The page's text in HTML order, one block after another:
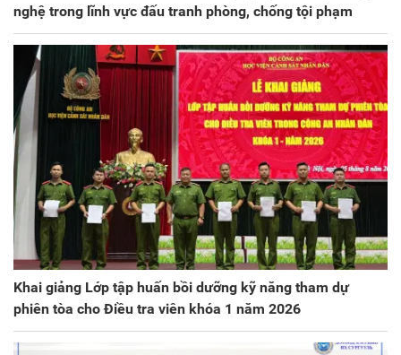
nghệ trong lĩnh vực đấu tranh phòng, chống tội phạm
Khai giảng Lớp tập huấn bồi dưỡng kỹ năng tham dự
phiên tòa cho Điều tra viên khóa 1 năm 2026